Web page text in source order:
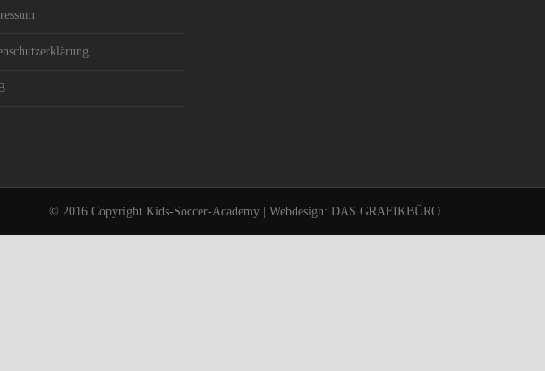
© 2016 Copyright Kids-Soccer-Academy | Webdesign: DAS GRAFIKBÜRO